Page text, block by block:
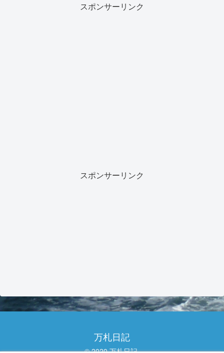
スポンサーリンク
スポンサーリンク
万札日記
© 2020 万札日記.